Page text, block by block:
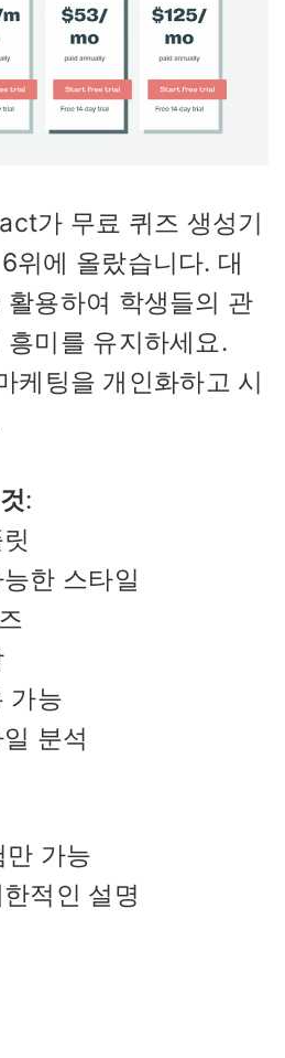
가 무료 퀴즈 생성기
위에 올랐습니다. 대
용하여 학생들의 관
미를 유지하세요.
케팅을 개인화하고 시
:
한 스타일
가능
분석
만 가능
적인 설명